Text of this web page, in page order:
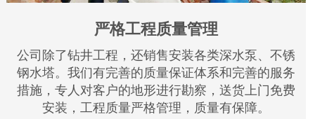
严格工程质量管理
公司除了钻井工程，还销售安装各类深水泵、不锈
钢水塔。我们有完善的质量保证体系和完善的服务
措施，专人对客户的地形进行勘察，送货上门免费
安装，工程质量严格管理，质量有保障。